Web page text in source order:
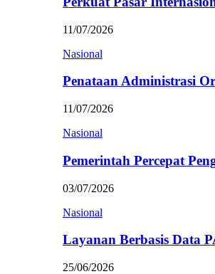
11/07/2026
Nasional
Penataan Administrasi
11/07/2026
Nasional
Pemerintah Percepat
03/07/2026
Nasional
Layanan Berbasis Data
25/06/2026